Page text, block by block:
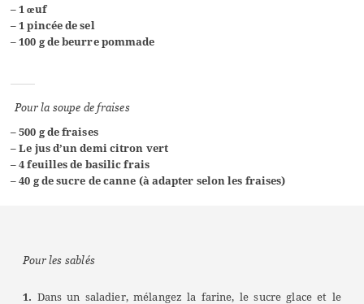
– 1 œuf
– 1 pincée de sel
– 100 g de beurre pommade
Pour la soupe de fraises
– 500 g de fraises
– Le jus d’un demi citron vert
– 4 feuilles de basilic frais
– 40 g de sucre de canne (à adapter selon les fraises)
Pour les sablés
1. Dans un saladier, mélangez la farine, le sucre glace et le